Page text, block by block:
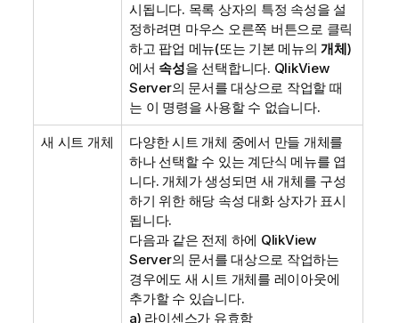
시됩니다. 목록 상자의 특정 속성을 설
정하려면 마우스 오른쪽 버튼으로 클릭
하고 팝업 메뉴(또는 기본 메뉴의개체)
에서 속성을 선택합니다. QlikView
Server의 문서를 대상으로 작업할 때
는 이 명령을 사용할 수 없습니다.
새 시트 개체
다양한 시트 개체 중에서 만들 개체를
하나 선택할 수 있는 계단식 메뉴를 엽
니다. 개체가 생성되면 새 개체를 구성
하기 위한 해당 속성 대화 상자가 표시
됩니다.
다음과 같은 전제 하에 QlikView
Server의 문서를 대상으로 작업하는
경우에도 새 시트 개체를 레이아웃에
추가할 수 있습니다.
a) 라이센스가 유효함